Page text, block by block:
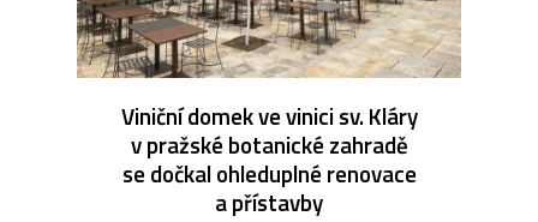
Viniční domek ve vinici sv. Kláry
v pražské botanické zahradě
se dočkal ohleduplné renovace
a přístavby